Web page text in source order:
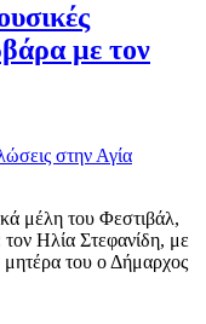
με τον
μέλη του Φεστιβάλ,
Ηλία Στεφανίδη, με
του ο Δήμαρχος